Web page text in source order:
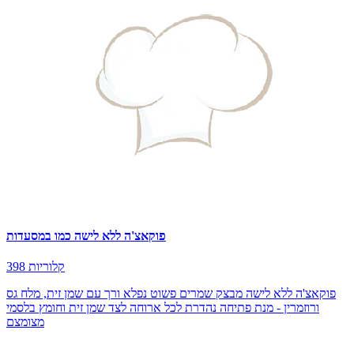
פוקאצ'ה ללא לישה כמו במסעדות
398 קלוריות
פוקאצ'ה ללא לישה מבצק שמרים פשוט נפלא ורך עם שמן זית, מלח גס
ורוזמרין - מנת פתיחה נהדרת לכל ארוחה לצד שמן זית וחומץ בלסמי
מצומצם